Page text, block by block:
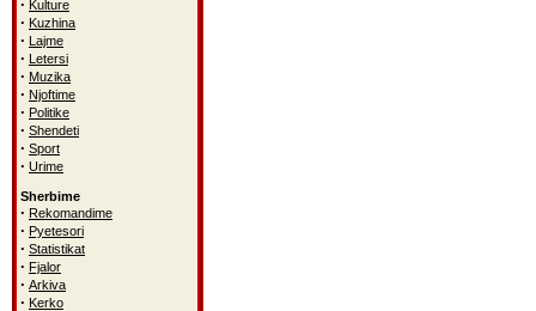
· Kulture
· Kuzhina
· Lajme
· Letersi
· Muzika
· Njoftime
· Politike
· Shendeti
· Sport
· Urime
Sherbime
· Rekomandime
· Pyetesori
· Statistikat
· Fjalor
· Arkiva
· Kerko